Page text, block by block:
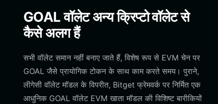
GOAL वॉलेट अन्य क्रिप्टो वॉलेट से
कैसे अलग हैं
सभी वॉलेट समान नहीं बनाए जाते हैं, विशेष रूप से EVM चेन पर
GOAL जैसे प्रायोगिक टोकन के साथ काम करते समय। पुराने,
लीगेसी वॉलेट मॉडल के विपरीत, Bitget फ्रेमवर्क पर निर्मित एक
आधुनिक GOAL वॉलेट EVM खाता मॉडल की विशिष्ट बारीकियों